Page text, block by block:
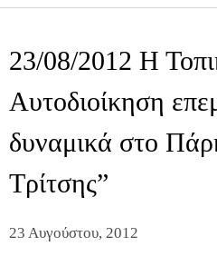
23/08/2012 Η
Αυτοδιοίκηση
δυναμικά στο
Τρίτσης”
23 Αυγούστου, 2012